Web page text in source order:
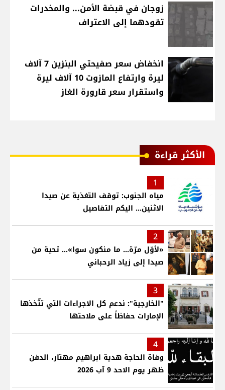
زوجان في قبضة الأمن... والمخدرات
تقودهما إلى الاعتراف
انخفاض سعر صفيحتي البنزين 7 آلاف
ليرة وارتفاع المازوت 10 آلاف ليرة
واستقرار سعر قارورة الغاز
الأكثر قراءة
1
مياه الجنوب: توقف التغذية عن صيدا
الاثنين... اليكم التفاصيل
2
«لأوّل مرّة… ما منكون سوا»… تحية من
صيدا إلى زياد الرحباني
3
"الخارجية": ندعم كل الاجراءات التي تتّخذها
الإمارات حفاظاً على ملاحتها
4
وفاة الحاجة هدية ابراهيم مهتار، الدفن
ظهر يوم الاحد 9 آب 2026